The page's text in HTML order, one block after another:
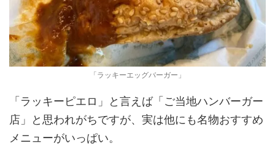
「ラッキーエッグバーガー」
「ラッキーピエロ」と言えば「ご当地ハンバーガー
店」と思われがちですが、実は他にも名物おすすめ
メニューがいっぱい。